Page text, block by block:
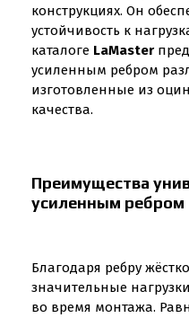
конструкциях. Он
устойчивость к
каталоге LaMaster
усиленным ребром
изготовленные из
качества.
Преимущества
усиленным ребром
Благодаря ребру
значительные
во время монтажа.